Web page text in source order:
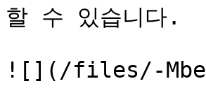
할 수 있습니다.
![](/files/-